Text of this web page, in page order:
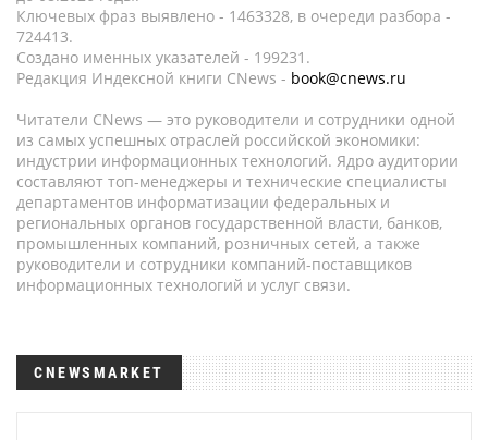
Ключевых фраз выявлено - 1463328, в очереди разбора -
724413.
Создано именных указателей - 199231.
Редакция Индексной книги CNews - book@cnews.ru
Читатели CNews — это руководители и сотрудники одной
из самых успешных отраслей российской экономики:
индустрии информационных технологий. Ядро аудитории
составляют топ-менеджеры и технические специалисты
департаментов информатизации федеральных и
региональных органов государственной власти, банков,
промышленных компаний, розничных сетей, а также
руководители и сотрудники компаний-поставщиков
информационных технологий и услуг связи.
CNEWSMARKET